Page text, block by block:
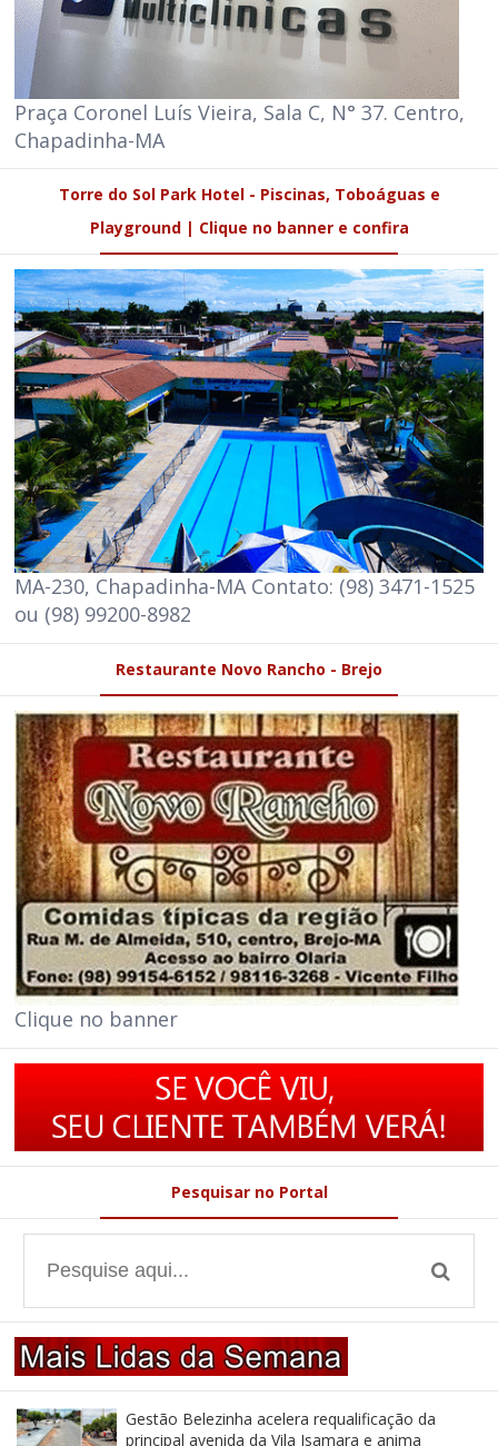
Praça Coronel Luís Vieira, Sala C, N° 37. Centro,
Chapadinha-MA
Torre do Sol Park Hotel - Piscinas, Toboáguas e
Playground | Clique no banner e confira
MA-230, Chapadinha-MA Contato: (98) 3471-1525
ou (98) 99200-8982
Restaurante Novo Rancho - Brejo
Clique no banner
Pesquisar no Portal
Gestão Belezinha acelera requalificação da
principal avenida da Vila Isamara e anima